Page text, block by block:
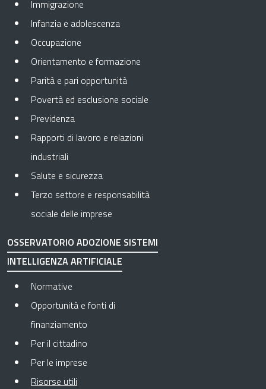
Immigrazione
Infanzia e adolescenza
Occupazione
Orientamento e formazione
Parità e pari opportunità
Povertà ed esclusione sociale
Previdenza
Rapporti di lavoro e relazioni
industriali
Salute e sicurezza
Terzo settore e responsabilità
sociale delle imprese
OSSERVATORIO ADOZIONE SISTEMI
INTELLIGENZA ARTIFICIALE
Normative
Opportunità e fonti di
finanziamento
Per il cittadino
Per le imprese
Risorse utili